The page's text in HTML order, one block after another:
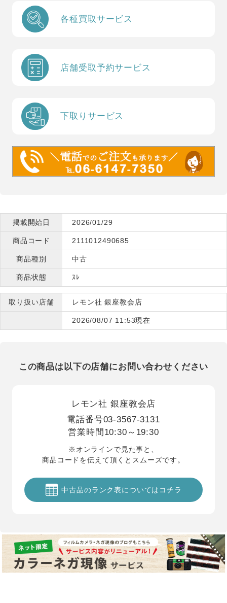
各種買取サービス
店舗受取予約サービス
下取りサービス
掲載開始日 2026/01/29
商品コード 2111012490685
商品種別 中古
商品状態 ｽﾚ
取り扱い店舗 レモン社 銀座教会店
2026/08/07 11:53現在
この商品は以下の店舗にお問い合わせください
レモン社 銀座教会店
電話番号03-3567-3131
営業時間 10:30～19:30
※オンラインで見た事と、
商品コードを伝えて頂くとスムーズです。
中古品のランク表についてはコチラ